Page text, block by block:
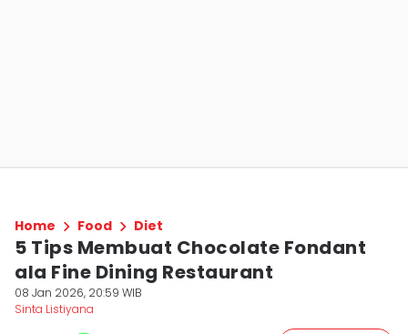
Home Food Diet
5 Tips Membuat Chocolate Fondant
ala Fine Dining Restaurant
08 Jan 2026, 20:59 WIB
Sinta Listiyana